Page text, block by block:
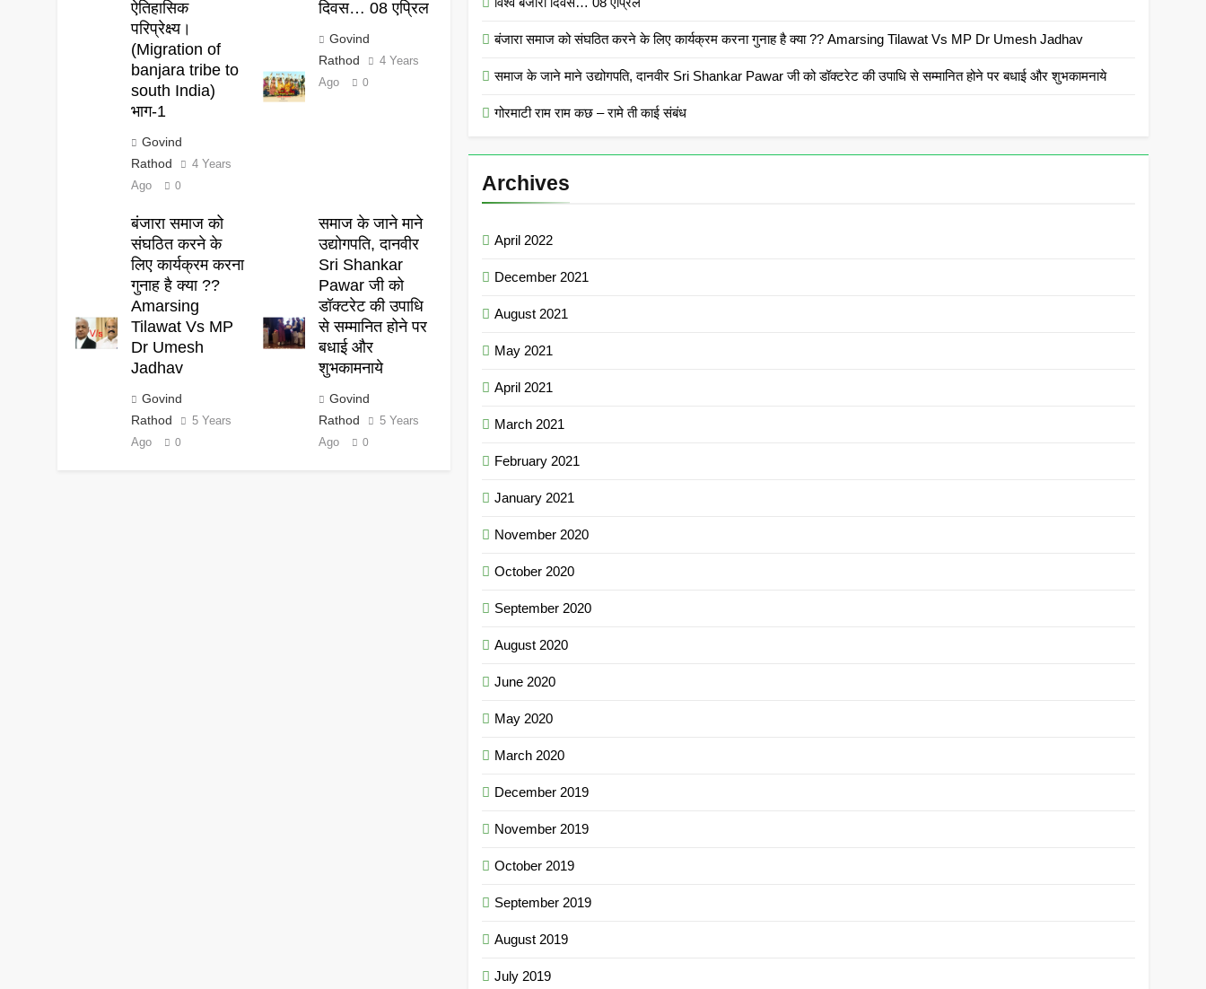
ऐतिहासिक
परिप्रेक्ष्य।
(Migration of
banjara tribe to
south India)
भाग-1
Govind
Rathod
4 Years
Ago
0
दिवस… 08 एप्रिल
Govind
Rathod
4 Years
Ago
0
बंजारा समाज को
संघठित करने के
लिए कार्यक्रम करना
गुनाह है क्या ??
Amarsing
Tilawat Vs MP
Dr Umesh
Jadhav
Govind
Rathod
5 Years
Ago
0
समाज के जाने माने
उद्योगपति, दानवीर
Sri Shankar
Pawar जी को
डॉक्टरेट की उपाधि
से सम्मानित होने पर
बधाई और
शुभकामनाये
Govind
Rathod
5 Years
Ago
0
बंजारा समाज को संघठित करने के लिए कार्यक्रम करना गुनाह है क्या ?? Amarsing Tilawat Vs MP Dr Umesh Jadhav
समाज के जाने माने उद्योगपति, दानवीर Sri Shankar Pawar जी को डॉक्टरेट की उपाधि से सम्मानित होने पर बधाई और शुभकामनाये
गोरमाटी राम राम कछ – रामे ती काई संबंध
Archives
April 2022
December 2021
August 2021
May 2021
April 2021
March 2021
February 2021
January 2021
November 2020
October 2020
September 2020
August 2020
June 2020
May 2020
March 2020
December 2019
November 2019
October 2019
September 2019
August 2019
July 2019